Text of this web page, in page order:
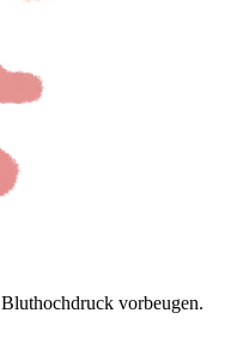
vorbeugen.